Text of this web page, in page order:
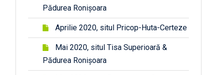
Pădurea Ronișoara
Aprilie 2020, situl Pricop-Huta-Certeze
Mai 2020, situl Tisa Superioară &
Pădurea Ronișoara